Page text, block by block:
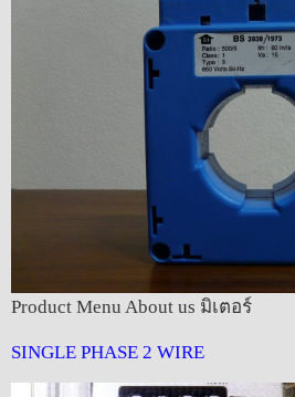
Product Menu About us มิเตอร์
SINGLE PHASE 2 WIRE